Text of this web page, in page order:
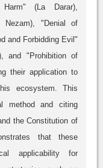
(La Darar),
Nezam), "Denial of
and Forbidding Evil"
and "Prohibition of
their application to
ecosystem. This
method and citing
the Constitution of
that these
applicability for